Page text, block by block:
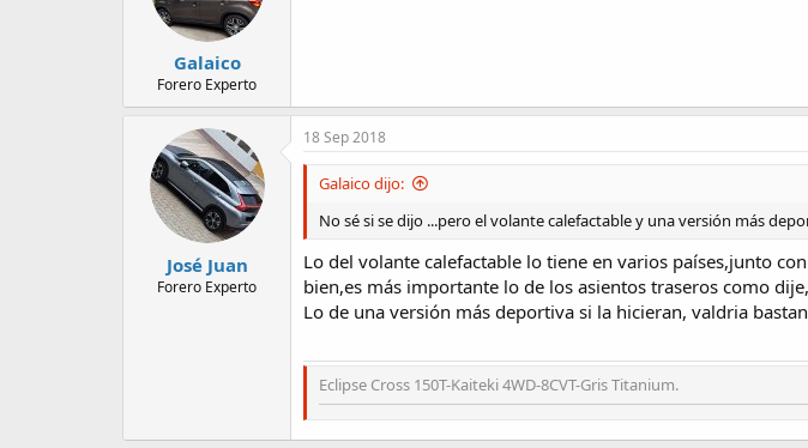
Galaico
Forero Experto
José Juan
Forero Experto
18 Sep 2018
Galaico dijo:
No sé si se dijo ...pero el volante calefactable y una versión más
Lo del volante calefactable lo tiene en varios países,junto
bien,es más importante lo de los asientos traseros como
Lo de una versión más deportiva si la hicieran, valdria
Eclipse Cross 150T-Kaiteki 4WD-8CVT-Gris Titanium.